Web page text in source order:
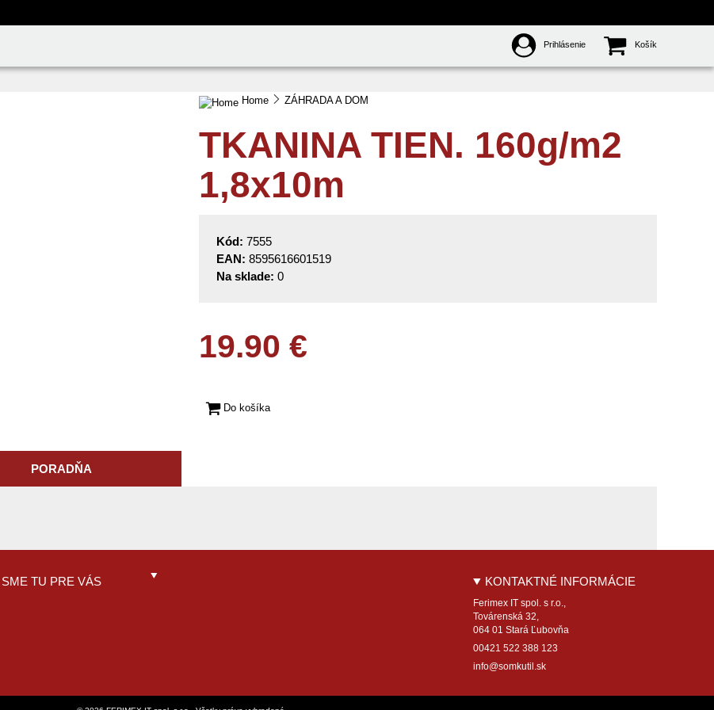
Prihlásenie Košík
Home ZÁHRADA A DOM
TKANINA TIEN. 160g/m2
1,8x10m
Kód: 7555
EAN: 8595616601519
Na sklade: 0
19.90 €
Do košíka
PORADŇA
SME TU PRE VÁS KONTAKTNÉ INFORMÁCIE
Ferimex IT spol. s r.o.,
Továrenská 32,
064 01 Stará Ľubovňa
00421 522 388 123
info@somkutil.sk